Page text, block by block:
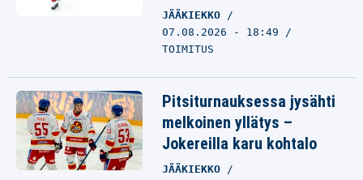
JÄÄKIEKKO
07.08.2026 - 18:49
TOIMITUS
Pitsiturnauksessa jysähti
melkoinen yllätys –
Jokereilla karu kohtalo
JÄÄKIEKKO